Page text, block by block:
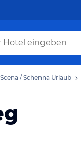
Scena / Schenna Urlaub